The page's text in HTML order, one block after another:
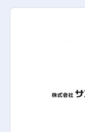
応、解決することで、
スピタリティを提供しています。 ■
＜入居者様対応＞ 入居
（ご質問、ご要望、設
退去に伴う業務（退去
回復手配、解約精算等
業務（巡回清掃業者手
者の管理業務（依頼、
ディレクション・人員
まだ紙カタログで運用
て日本中に流通する当
SaaS、敷いては中期経
に重要なポジションを
た、関連会社や経営層
推進を期待しています
課題解決などにも向き合